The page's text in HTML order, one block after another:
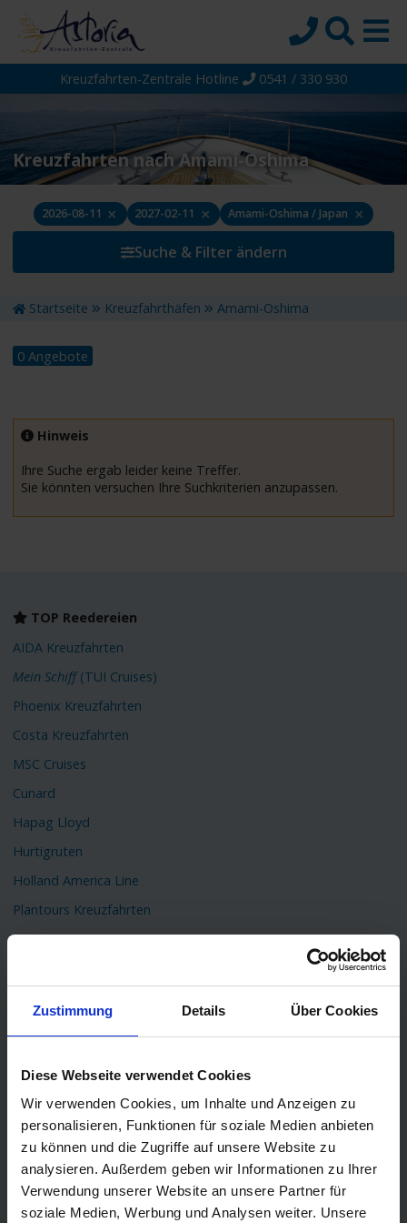
Zustimmung Details Über Cookies
Diese Webseite verwendet Cookies
Wir verwenden Cookies, um Inhalte und Anzeigen zu
personalisieren, Funktionen für soziale Medien anbieten
zu können und die Zugriffe auf unsere Website zu
analysieren. Außerdem geben wir Informationen zu Ihrer
Verwendung unserer Website an unsere Partner für
soziale Medien, Werbung und Analysen weiter. Unsere
Startseite
Reiseziele
Themen
Reedereien
Suche
Kreuzfahrten-Zentrale Hotline 0541 / 330 930
Kreuzfahrten nach Amami-Oshima
Suche & Filter ändern
2026-08-11 × 2027-02-11 × Amami-Oshima / Japan ×
Startseite Kreuzfahrthäfen Amami-Oshima
0 Angebote
Hinweis
Ihre Suche ergab leider keine Treffer.
Sie könnten versuchen Ihre Suchkriterien anzupassen.
TOP Reedereien
AIDA Kreuzfahrten
Mein Schiff(TUI Cruises)
Phoenix Kreuzfahrten
Costa Kreuzfahrten
MSC Cruises
Cunard
Hapag Lloyd
Hurtigruten
Holland America Line
Plantours Kreuzfahrten
Orient Kreuzfahrt
Kreuzfahrt Mittelmeer
Kreuzfahrt Nordkap
Kreuzfahrt Asien
Kreuzfahrt Island
Kreuzfahrt Südamerika